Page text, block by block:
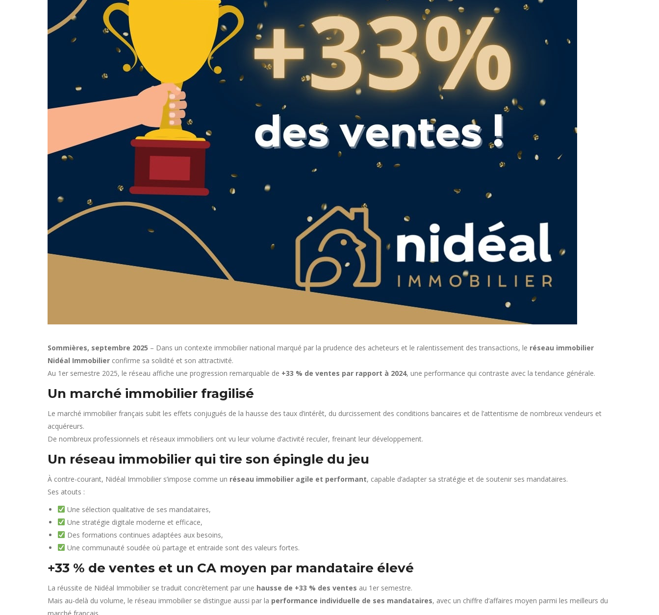
Sommières, septembre 2025 – Dans un contexte immobilier national marqué par la prudence des acheteurs et le ralentissement des transactions, le réseau immobilier
Nidéal Immobilier confirme sa solidité et son attractivité.
Au 1er semestre 2025, le réseau affiche une progression remarquable de +33 % de ventes par rapport à 2024, une performance qui contraste avec la tendance générale.
Un marché immobilier fragilisé
Le marché immobilier français subit les effets conjugués de la hausse des taux d’intérêt, du durcissement des conditions bancaires et de l’attentisme de nombreux vendeurs et
acquéreurs.
De nombreux professionnels et réseaux immobiliers ont vu leur volume d’activité reculer, freinant leur développement.
Un réseau immobilier qui tire son épingle du jeu
À contre-courant, Nidéal Immobilier s’impose comme un réseau immobilier agile et performant, capable d’adapter sa stratégie et de soutenir ses mandataires.
Ses atouts :
Une sélection qualitative de ses mandataires,
Une stratégie digitale moderne et efficace,
Des formations continues adaptées aux besoins,
Une communauté soudée où partage et entraide sont des valeurs fortes.
+33 % de ventes et un CA moyen par mandataire élevé
La réussite de Nidéal Immobilier se traduit concrètement par une hausse de +33 % des ventes au 1er semestre.
Mais au-delà du volume, le réseau immobilier se distingue aussi par la performance individuelle de ses mandataires, avec un chiffre d’affaires moyen parmi les meilleurs du